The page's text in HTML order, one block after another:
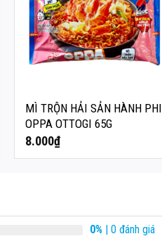
MÌ TRỘN HẢI SẢN HÀNH PHI
OPPA OTTOGI 65G
8.000₫
0% | 0 đánh giá